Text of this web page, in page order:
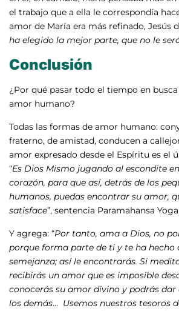
el trabajo que a ella le correspondía
amor de María era más refinado, Jesús
ha elegido la mejor parte, que no le
Conclusión
¿Por qué pasar todo el tiempo en
amor humano?
Todas las formas de amor humano:
fraterno, de amistad, conducen a
amor expresado desde el Espíritu es el
“Es Dios Mismo jugando al escondite
corazón, para que así, detrás de los
humanos, puedas encontrar su amor,
satisface”, sentencia Paramahansa
Y agrega: “Por tanto, ama a Dios, no
porque forma parte de ti y te ha hecho
semejanza; así le encontrarás. Si
recibirás un amor que es imposible
conocerás su amor divino y podrás dar
los demás… Usemos nuestros tesoros